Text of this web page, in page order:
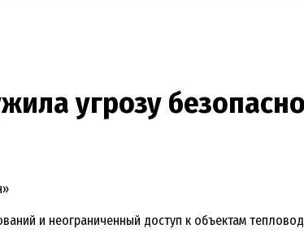
угрозу
и неограниченный доступ к объектам